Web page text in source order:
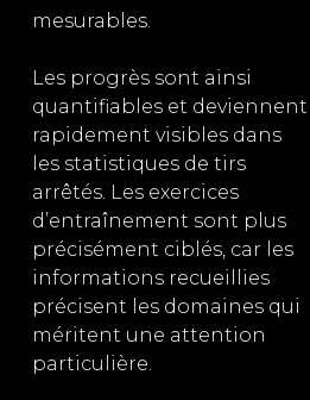
mesurables.
Les progrès sont ainsi
quantifiables et deviennent
rapidement visibles dans
les statistiques de tirs
arrêtés. Les exercices
d’entraînement sont plus
précisément ciblés, car les
informations recueillies
précisent les domaines qui
méritent une attention
particulière.